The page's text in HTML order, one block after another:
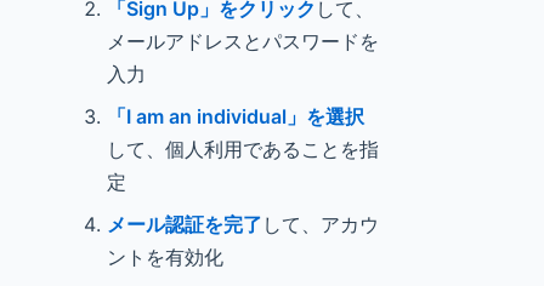
「Sign Up」をクリック して、
メールアドレスとパスワードを
入力
「I am an individual」を選択
して、個人利用であることを指
定
メール認証を完了 して、アカウ
ントを有効化